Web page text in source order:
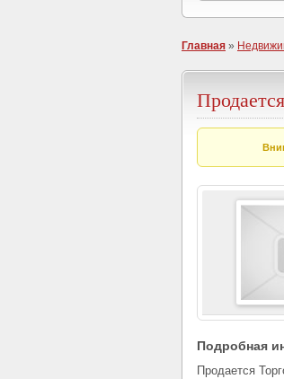
Главная »
Подробная
Продается